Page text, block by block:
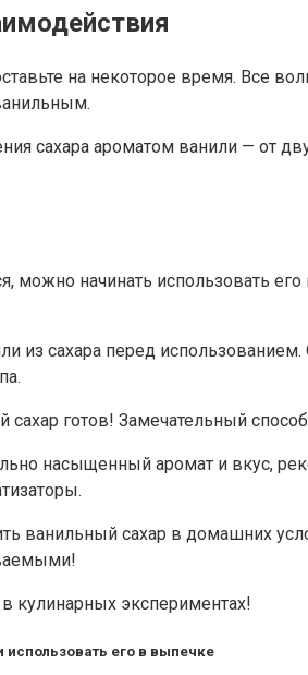
на некоторое время. Все
сахара ароматом ванили — от
можно начинать использовать
из сахара перед
готов! Замечательный
насыщенный аромат и вкус,
ванильный сахар в домашних
кулинарных экспериментах!
использовать его в выпечке